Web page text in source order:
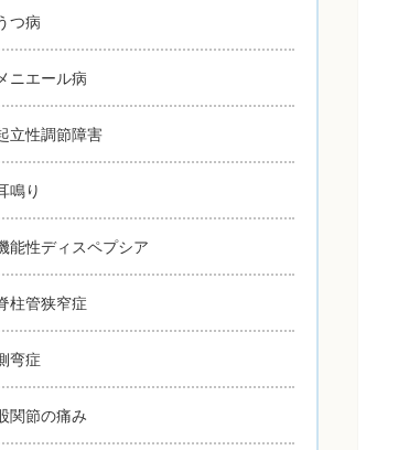
つ病
メニエール病
立性調節障害
鳴り
能性ディスペプシア
柱管狭窄症
弯症
関節の痛み